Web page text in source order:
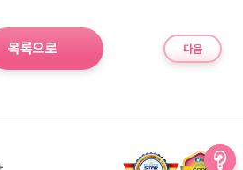
목록으로 다음